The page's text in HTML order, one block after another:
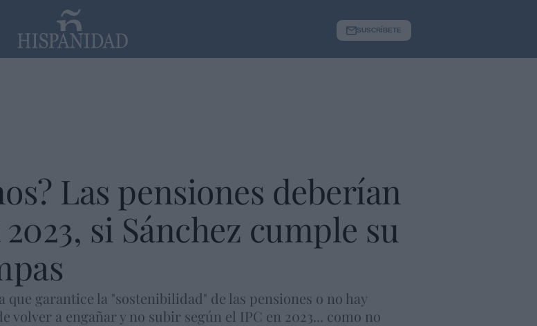
SUSCRÍBETE
Las pensiones deberían
si Sánchez cumple su
garantice la "sostenibilidad" de las pensiones o no hay
volver a engañar y no subir según el IPC en 2023... como no